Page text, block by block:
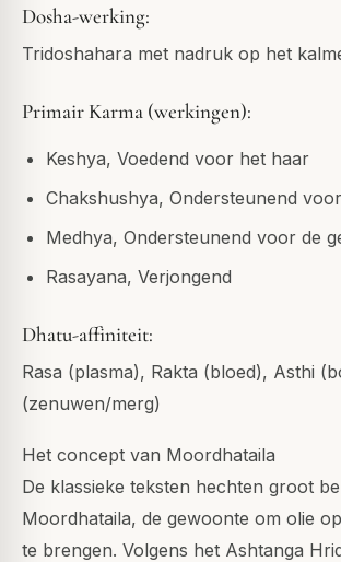
Dosha-werking:
Tridoshahara met nadruk op het
Primair Karma (werkingen):
Keshya, Voedend voor het haar
Chakshushya, Ondersteunend
Medhya, Ondersteunend voor de
Rasayana, Verjongend
Dhatu-affiniteit:
Rasa (plasma), Rakta (bloed), Asthi
(zenuwen/merg)
Het concept van Moordhataila
De klassieke teksten hechten groot
Moordhataila, de gewoonte om olie
te brengen. Volgens het Ashtanga